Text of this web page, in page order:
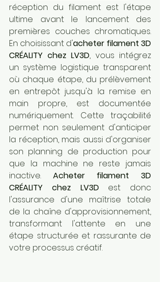
réception du filament est l'étape
ultime avant le lancement des
premières couches chromatiques.
En choisissant d'acheter filament 3D
CRÉALITY chez LV3D, vous intégrez
un système logistique transparent
où chaque étape, du prélèvement
en entrepôt jusqu'à la remise en
main propre, est documentée
numériquement. Cette traçabilité
permet non seulement d'anticiper
la réception, mais aussi d'organiser
son planning de production pour
que la machine ne reste jamais
inactive. Acheter filament 3D
CRÉALITY chez LV3D est donc
l'assurance d'une maîtrise totale
de la chaîne d'approvisionnement,
transformant l'attente en une
étape structurée et rassurante de
votre processus créatif.